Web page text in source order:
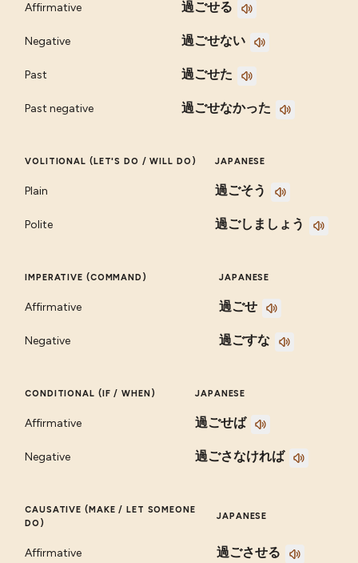
Affirmative 過ごせる
Negative 過ごせない
Past 過ごせた
Past negative 過ごせなかった
VOLITIONAL (LET'S DO / WILL DO) JAPANESE
Plain 過ごそう
Polite 過ごしましょう
IMPERATIVE (COMMAND) JAPANESE
Affirmative 過ごせ
Negative 過ごすな
CONDITIONAL (IF / WHEN) JAPANESE
Affirmative 過ごせば
Negative 過ごさなければ
CAUSATIVE (MAKE / LET SOMEONE
DO)
JAPANESE
Affirmative 過ごさせる